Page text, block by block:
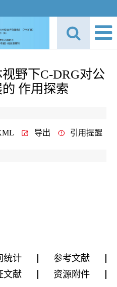
野下C-DRG对公
作用探索
导出 引用提醒
统计
参考文献
文献 资源附件